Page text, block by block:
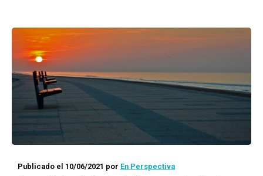
Publicado el 10/06/2021 por En Perspectiva